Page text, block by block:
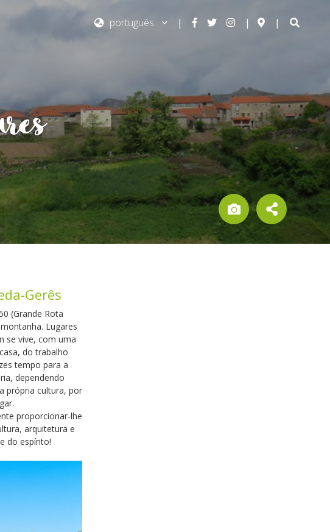
| | |
Gerês
(Grande Rota
Lugares
se vive, com uma
do trabalho
tempo para a
dependendo
própria cultura, por
proporcionar-lhe
arquitetura e
do espírito!